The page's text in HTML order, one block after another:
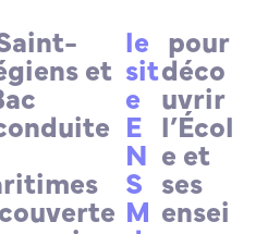
et
le
sit
e
E
N
S
M
pour
déco
uvrir
l’Écol
e et
ses
ensei